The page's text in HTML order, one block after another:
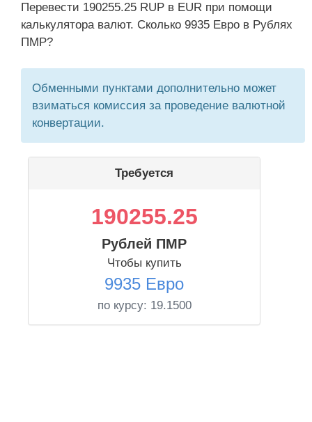
Перевести 190255.25 RUP в EUR при помощи
калькулятора валют. Сколько 9935 Евро в Рублях
ПМР?
Обменными пунктами дополнительно может
взиматься комиссия за проведение валютной
конвертации.
Требуется
190255.25
Рублей ПМР
Чтобы купить
9935 Евро
по курсу: 19.1500